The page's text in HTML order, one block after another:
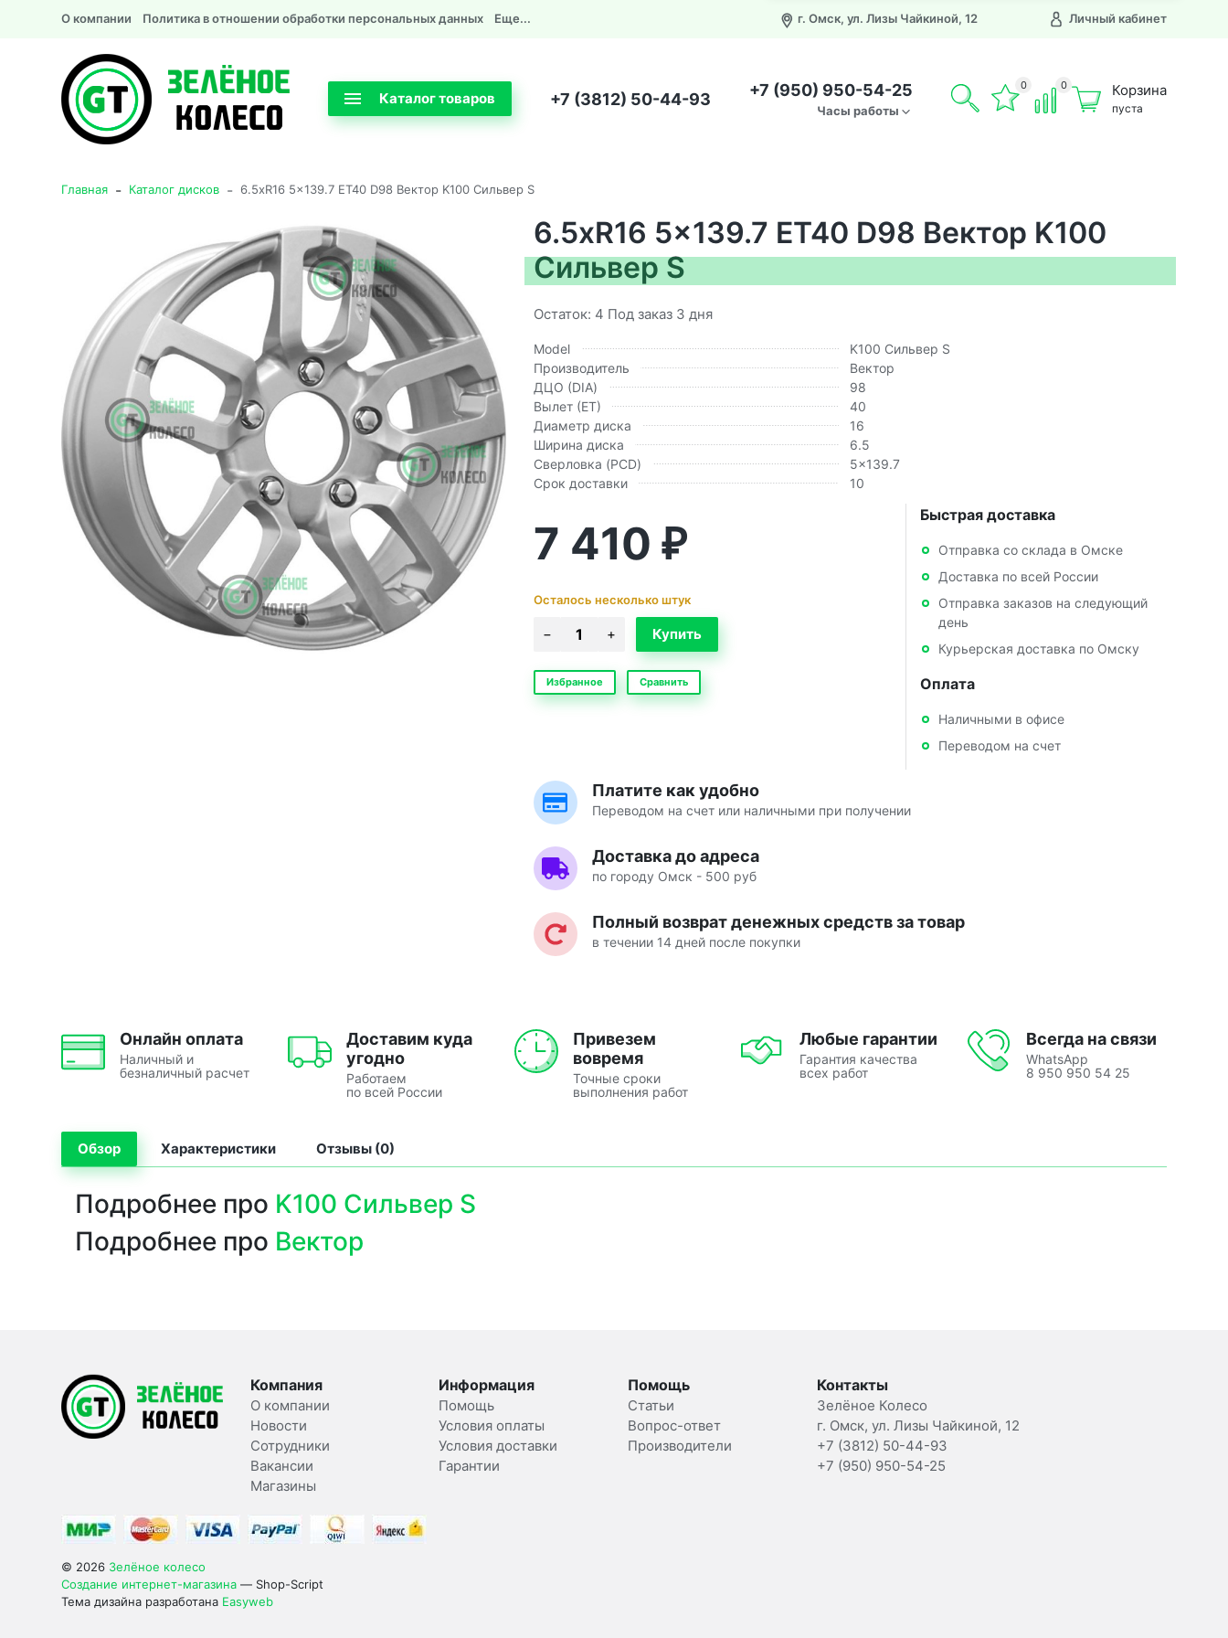
О компании Политика в отношении обработки персональных данных Еще... г. Омск, ул. Лизы Чайкиной, 12 Личный кабинет
Каталог товаров +7 (3812) 50-44-93 +7 (950) 950-54-25
Часы работы
0 0 Корзина
пуста
Главная - Каталог дисков - 6.5xR16 5x139.7 ET40 D98 Вектор K100 Сильвер S
6.5xR16 5x139.7 ET40 D98 Вектор K100
Сильвер S
Остаток: 4 Под заказ 3 дня
Model
K100 Сильвер S
Производитель
Вектор
ДЦО (DIA)
98
Вылет (ЕТ)
40
Диаметр диска
16
Ширина диска
6.5
Сверловка (PCD)
5x139.7
Срок доставки
10
7 410 ₽
Осталось несколько штук
Избранное Сравнить
Быстрая доставка
Отправка со склада в Омске
Доставка по всей России
Отправка заказов на следующий
день
Курьерская доставка по Омску
Оплата
Наличными в офисе
Переводом на счет
Платите как удобно
Переводом на счет или наличными при получении
Доставка до адреса
по городу Омск - 500 руб
Полный возврат денежных средств за товар
в течении 14 дней после покупки
Онлайн оплата
Наличный и
безналичный расчет
Доставим куда
угодно
Работаем
по всей России
Привезем
вовремя
Точные сроки
выполнения работ
Любые гарантии
Гарантия качества
всех работ
Всегда на связи
WhatsApp
8 950 950 54 25
Обзор Характеристики Отзывы (0)
Подробнее про K100 Сильвер S
Подробнее про Вектор
Компания
О компании
Новости
Сотрудники
Вакансии
Магазины
Информация
Помощь
Условия оплаты
Условия доставки
Гарантии
Помощь
Статьи
Вопрос-ответ
Производители
Контакты
Зелёное Колесо
г. Омск, ул. Лизы Чайкиной, 12
+7 (3812) 50-44-93
+7 (950) 950-54-25
© 2026 Зелёное колесо
Создание интернет-магазина — Shop-Script
Тема дизайна разработана Easyweb